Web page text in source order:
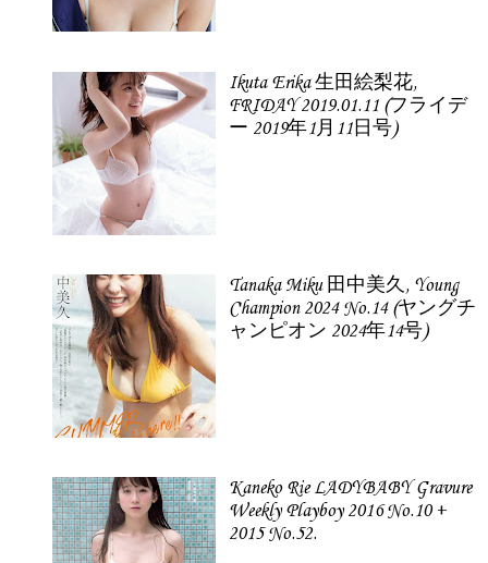
Ikuta Erika 生田絵梨花,
FRIDAY 2019.01.11 (フライデ
ー 2019年1月11日号)
Tanaka Miku 田中美久, Young
Champion 2024 No.14 (ヤングチ
ャンピオン 2024年14号)
Kaneko Rie LADYBABY Gravure
Weekly Playboy 2016 No.10 +
2015 No.52.